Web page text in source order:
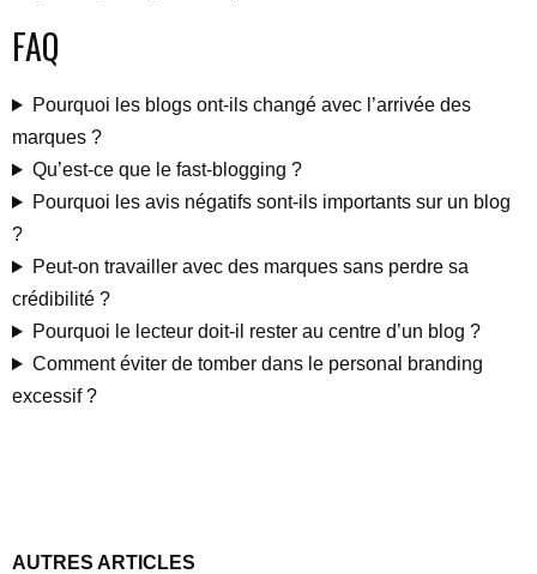
FAQ
Pourquoi les blogs ont-ils changé avec l’arrivée des
marques ?
Qu’est-ce que le fast-blogging ?
Pourquoi les avis négatifs sont-ils importants sur un blog
?
Peut-on travailler avec des marques sans perdre sa
crédibilité ?
Pourquoi le lecteur doit-il rester au centre d’un blog ?
Comment éviter de tomber dans le personal branding
excessif ?
AUTRES ARTICLES